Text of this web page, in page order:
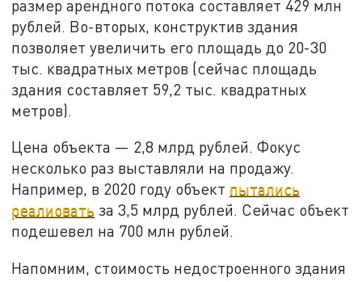
размер арендного потока составляет 429 млн
рублей. Во-вторых, конструктив здания
позволяет увеличить его площадь до 20-30
тыс. квадратных метров (сейчас площадь
здания составляет 59,2 тыс. квадратных
метров).
Цена объекта — 2,8 млрд рублей. Фокус
несколько раз выставляли на продажу.
Например, в 2020 году объект пытались
реалиовать за 3,5 млрд рублей. Сейчас объект
подешевел на 700 млн рублей.
Напомним, стоимость недостроенного здания